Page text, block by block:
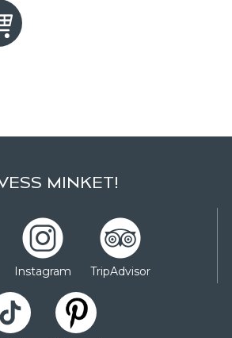
MINKET!
Instagram TripAdvisor